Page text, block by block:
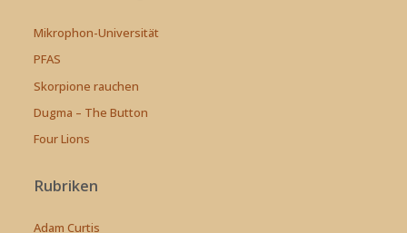
Mikrophon-Universität
PFAS
Skorpione rauchen
Dugma – The Button
Four Lions
Rubriken
Adam Curtis